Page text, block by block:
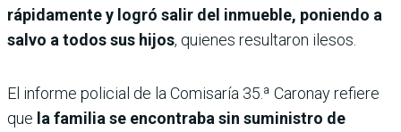
rápidamente y logró salir del inmueble, poniendo a
salvo a todos sus hijos, quienes resultaron ilesos.
El informe policial de la Comisaría 35.ª Caronay refiere
que la familia se encontraba sin suministro de